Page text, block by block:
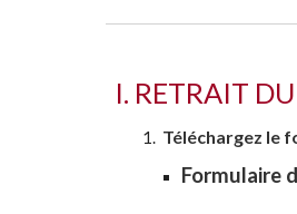
I. RETRAIT
Téléchargez le
Formulaire